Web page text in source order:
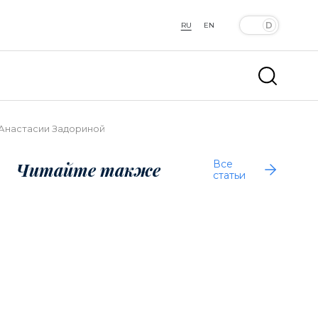
RU EN
Задориной
Читайте также
Все
статьи